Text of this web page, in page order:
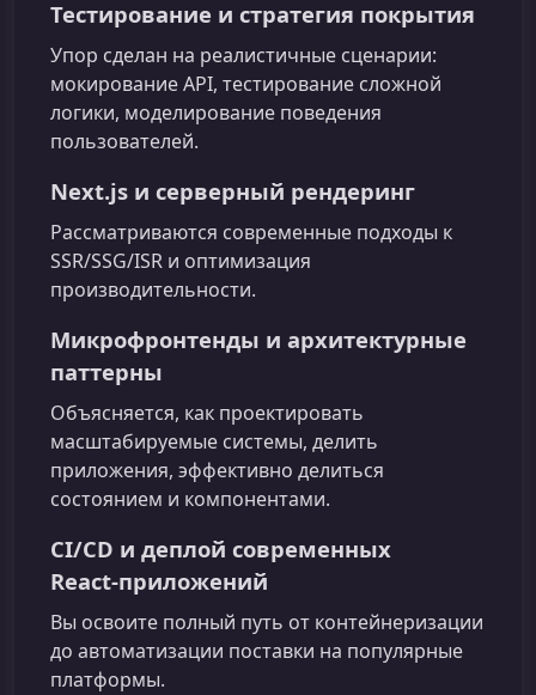
Тестирование и стратегия покрытия
Упор сделан на реалистичные сценарии:
мокирование API, тестирование сложной
логики, моделирование поведения
пользователей.
Next.js и серверный рендеринг
Рассматриваются современные подходы к
SSR/SSG/ISR и оптимизация
производительности.
Микрофронтенды и архитектурные
паттерны
Объясняется, как проектировать
масштабируемые системы, делить
приложения, эффективно делиться
состоянием и компонентами.
CI/CD и деплой современных
React‑приложений
Вы освоите полный путь от контейнеризации
до автоматизации поставки на популярные
платформы.